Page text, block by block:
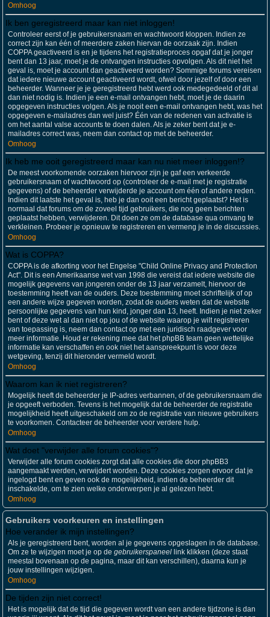
Omhoog
Ik ben geregistreerd maar kan niet inloggen!
Controleer eerst of je gebruikersnaam en wachtwoord kloppen. Indien ze
correct zijn kan één of meerdere zaken hiervan de oorzaak zijn. Indien
COPPA geactiveerd is en je tijdens het registratieproces opgaf dat je jonger
bent dan 13 jaar, moet je de ontvangen instructies opvolgen. Als dit niet het
geval is, moet je account dan geactiveerd worden? Sommige forums vereisen
dat iedere nieuwe account geactiveerd wordt, ofwel door jezelf of door een
beheerder. Wanneer je je geregistreerd hebt werd ook medegedeeld of dit al
dan niet nodig is. Indien je een e-mail ontvangen hebt, moet je de daarin
opgegeven instructies volgen. Als je nooit een e-mail ontvangen hebt, was het
opgegeven e-mailadres dan wel juist? Één van de redenen van activatie is
om het aantal valse accounts te doen dalen. Als je zeker bent dat je e-
mailadres correct was, neem dan contact op met de beheerder.
Omhoog
Ik heb me ooit geregistreerd maar kan nu niet meer inloggen!?
De meest voorkomende oorzaken hiervoor zijn je gaf een verkeerde
gebruikersnaam of wachtwoord op (controleer de e-mail met je registratie
gegevens) of de beheerder verwijderde je account om één of andere reden.
Indien dit laatste het geval is, heb je dan ooit een bericht geplaatst? Het is
normaal dat forums om de zoveel tijd gebruikers, die nog geen berichten
geplaatst hebben, verwijderen. Dit doen ze om de database qua omvang te
verkleinen. Probeer je opnieuw te registreren en vermeng je in de discussies.
Omhoog
Wat is COPPA?
COPPA is de afkorting voor het Engelse "Child Online Privacy and Protection
Act". Dit is een Amerikaanse wet van 1998 die vereist dat iedere website die
mogelijk gegevens van jongeren onder de 13 jaar verzamelt, hiervoor de
toestemming heeft van de ouders. Deze toestemming moet schriftelijk of op
een andere wijze gegeven worden, zodat de ouders weten dat de website
persoonlijke gegevens van hun kind, jonger dan 13, heeft. Indien je niet zeker
bent of deze wet al dan niet op jou of de website waarop je wilt registreren
van toepassing is, neem dan contact op met een juridisch raadgever voor
meer informatie. Houd er rekening mee dat het phpBB team geen wettelijke
informatie kan verschaffen en ook niet het aanspreekpunt is voor deze
wetgeving, tenzij dit hieronder vermeld wordt.
Omhoog
Waarom kan ik niet registreren?
Mogelijk heeft de beheerder je IP-adres verbannen, of de gebruikersnaam die
je opgeeft verboden. Tevens is het mogelijk dat de beheerder de registratie
mogelijkheid heeft uitgeschakeld om zo de registratie van nieuwe gebruikers
te voorkomen. Contacteer de beheerder voor verdere hulp.
Omhoog
Wat doet "verwijder alle forum cookies"?
Verwijder alle forum cookies zorgt dat alle cookies die door phpBB3
aangemaakt werden, verwijdert worden. Deze cookies zorgen ervoor dat je
ingelogd bent en geven ook de mogelijkheid, indien de beheerder dit
inschakelde, om te zien welke onderwerpen je al gelezen hebt.
Omhoog
Gebruikers voorkeuren en instellingen
Hoe verander ik mijn instellingen?
Als je geregistreerd bent, worden al je gegevens opgeslagen in de database.
Om ze te wijzigen moet je op de gebruikerspaneel link klikken (deze staat
meestal bovenaan op de pagina, maar dit kan verschillen), daarna kun je
jouw instellingen wijzigen.
Omhoog
De tijden zijn niet correct!
Het is mogelijk dat de tijd die gegeven wordt van een andere tijdzone is dan